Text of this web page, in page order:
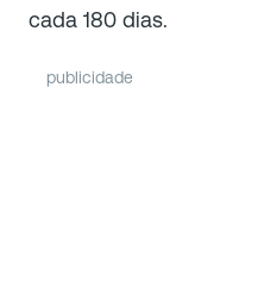
cada 180 dias.
publicidade